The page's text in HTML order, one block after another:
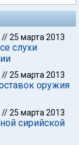
//25 марта 2013
слухи
//25 марта 2013
оружия
//25 марта 2013
сирийской